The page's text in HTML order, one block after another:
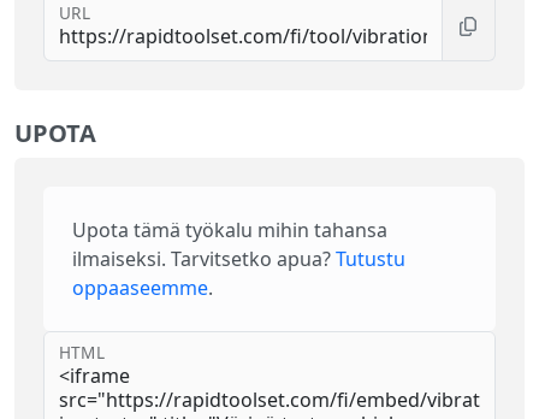
URL
UPOTA
Upota tämä työkalu mihin tahansa
ilmaiseksi. Tarvitsetko apua?Tutustu
oppaaseemme.
HTML